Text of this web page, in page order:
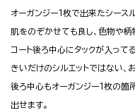
オーガンジー１枚で出来たシース
肌をのぞかせても良し、色物や柄
コート後ろ中心にタックが入って
きいだけのシルエットではない、
後ろ中心もオーガンジー１枚の箇
出せます。